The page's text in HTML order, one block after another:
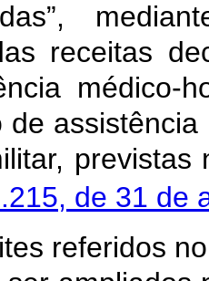
receitas
médico-
de
de 31 de
referidos